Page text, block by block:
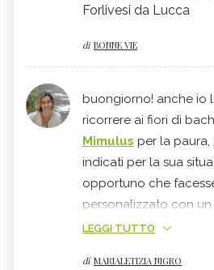
Forlivesi da Lucca
di BONNE VIE
buongiorno! anche io
ricorrere ai fiori di
Mimulus per la
indicati per la sua
opportuno che
personalizzato con un
Foundation Registered
LEGGI TUTTO
di MARIALETIZIA NIGRO